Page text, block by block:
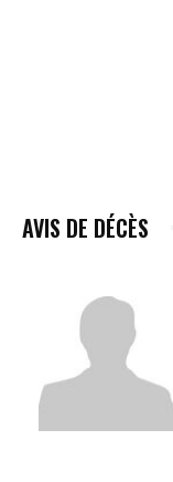
AVIS DE DÉCÈS